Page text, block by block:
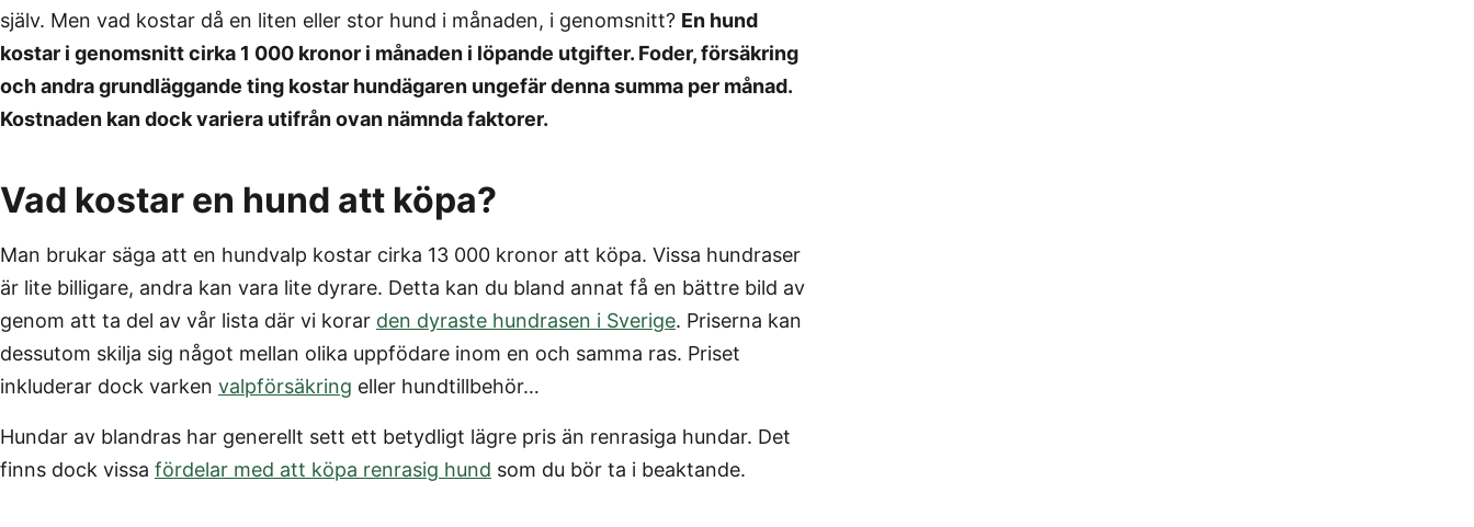
själv. Men vad kostar då en liten eller stor hund i månaden, i genomsnitt? En hund
kostar i genomsnitt cirka 1 000 kronor i månaden i löpande utgifter. Foder, försäkring
och andra grundläggande ting kostar hundägaren ungefär denna summa per månad.
Kostnaden kan dock variera utifrån ovan nämnda faktorer.
Vad kostar en hund att köpa?
Man brukar säga att en hundvalp kostar cirka 13 000 kronor att köpa. Vissa hundraser
är lite billigare, andra kan vara lite dyrare. Detta kan du bland annat få en bättre bild av
genom att ta del av vår lista där vi korar den dyraste hundrasen i Sverige. Priserna kan
dessutom skilja sig något mellan olika uppfödare inom en och samma ras. Priset
inkluderar dock varken valpförsäkring eller hundtillbehör…
Hundar av blandras har generellt sett ett betydligt lägre pris än renrasiga hundar. Det
finns dock vissa fördelar med att köpa renrasig hund som du bör ta i beaktande.